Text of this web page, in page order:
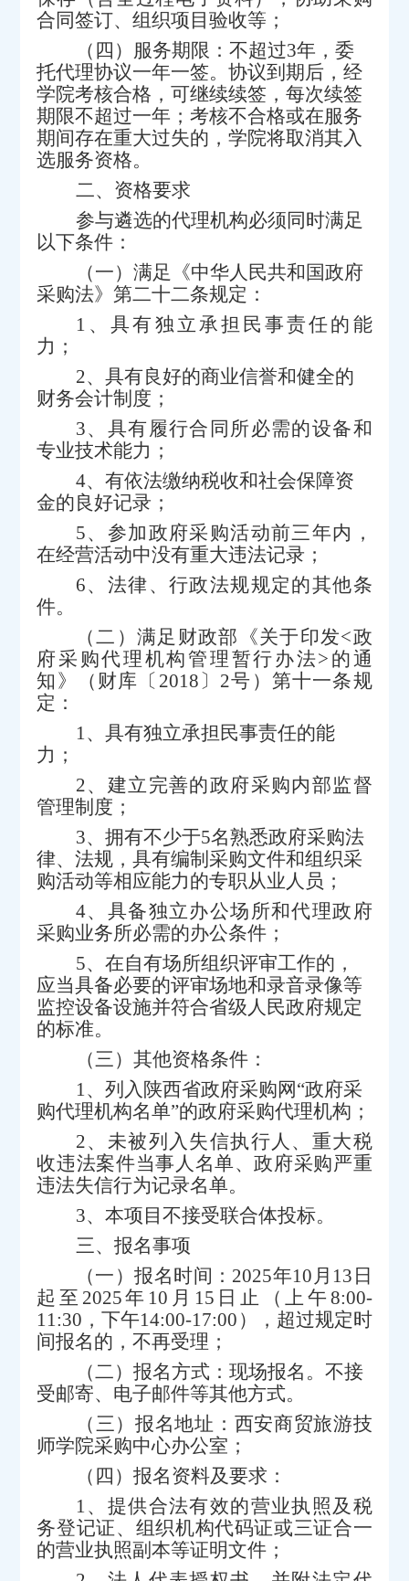
合同签订、组织项目验收等；
（ 四 ） 服务期限：不超过3年，委
托代理协议一年一签。协议到期后，经
学院考核合格，可继续续签，每次续签
期限不超过一年；考核不合格或在服务
期间存在重大过失的，学院将取消其入
选服务资格。
二、资格要求
参与遴选的代理机构必须同时满足
以下条件：
（一）满足
《中华人民共和国政府
采购法》第二十二条规定 ：
1、具有独立承担民事责任的能
力；
2、具有良好的商业信誉和健全的
财务会计制度；
3、 具有履行合同所必需的设备和
专业技术能力；
4、有依法缴纳税收和社会保障资
金的良好记录；
5、 参加政府采购活动前三年内，
在经营活动中没有重大违法记录；
6、 法律、行政法规规定的其他条
件。
（二）满足财政部《关于印发<政
府采购代理机构管理暂行办法> 的通
知》（财库〔 2018 〕 2号）第十一条规
定：
1、具有独立承担民事责任的能
力；
2、 建立完善的政府采购内部监督
管理制度；
3、拥有不少于5名熟悉政府采购法
律、法规，具有编制采购文件和组织采
购活动等相应能力的专职从业人员；
4、 具备独立办公场所和代理政府
采购业务所必需的办公条件；
5、在自有场所组织评审工作的，
应当具备必要的评审场地和录音录像等
监控设备设施并符合省级人民政府规定
的标准。
（三）其他资格条件：
1、列入陕西省政府采购网“政府采
购代理机构名单”的政府采购代理机构；
2、 未被列入失信执行人、重大税
收违法案件当事人名单、政府采购严重
违法失信行为记录名单。
3、本项目不接受联合体投标。
三、报名事项
（一）报名时间： 2025年10 月 13 日
起至 2025年 10 月 15 日止（ 上午8:00-
11:30 ，下午14:00-17:00 ），超过规定时
间报名的，不再受理；
（二）报名方式：现场报名 。不接
受邮寄、电子邮件等其他方式。
（三）报名地址：西安商贸旅游技
师学院采购中心办公室；
（四）报名资料及要求：
1、 提供合法有效的营业执照及税
务登记证、组织机构代码证或三证合一
的营业执照副本等证明文件；